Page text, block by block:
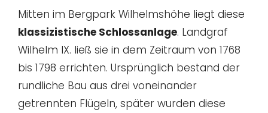
Mitten im Bergpark Wilhelmshöhe liegt diese
klassizistische Schlossanlage. Landgraf
Wilhelm IX. ließ sie in dem Zeitraum von 1768
bis 1798 errichten. Ursprünglich bestand der
rundliche Bau aus drei voneinander
getrennten Flügeln, später wurden diese